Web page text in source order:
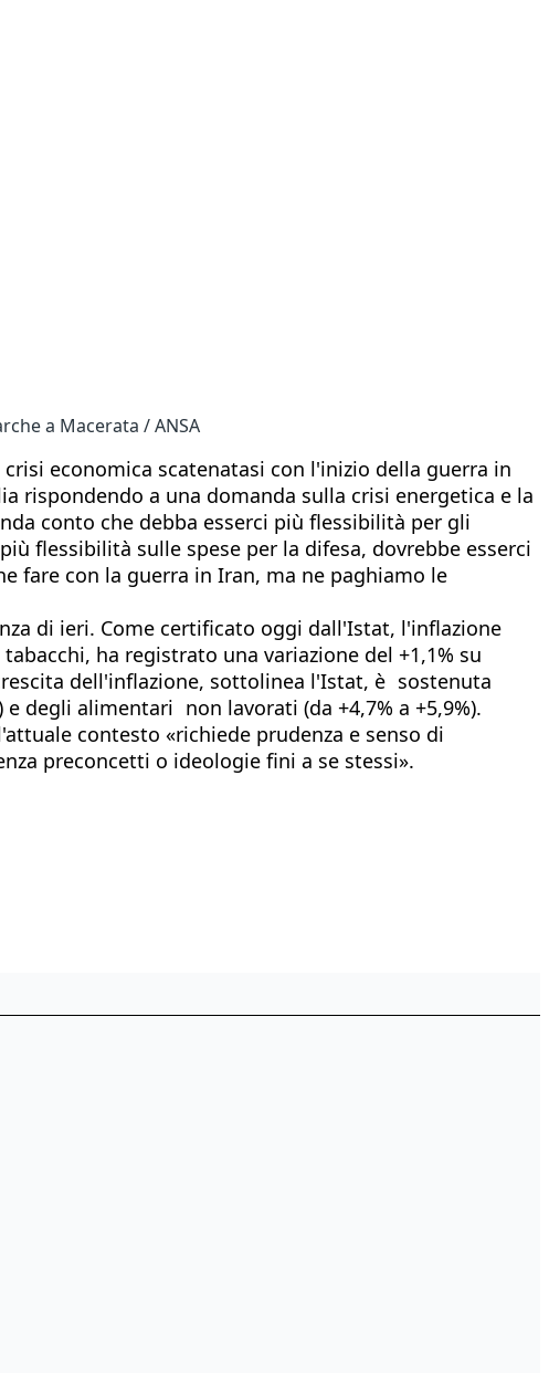
a Macerata / ANSA
economica scatenatasi con l'inizio della guerra in
rispondendo a una domanda sulla crisi energetica e la
conto che debba esserci più flessibilità per gli
flessibilità sulle spese per la difesa, dovrebbe esserci
fare con la guerra in Iran, ma ne paghiamo le
di ieri. Come certificato oggi dall'Istat, l'inflazione
ha registrato una variazione del +1,1% su
dell'inflazione, sottolinea l'Istat, è sostenuta
degli alimentari non lavorati (da +4,7% a +5,9%).
contesto «richiede prudenza e senso di
preconcetti o ideologie fini a se stessi».